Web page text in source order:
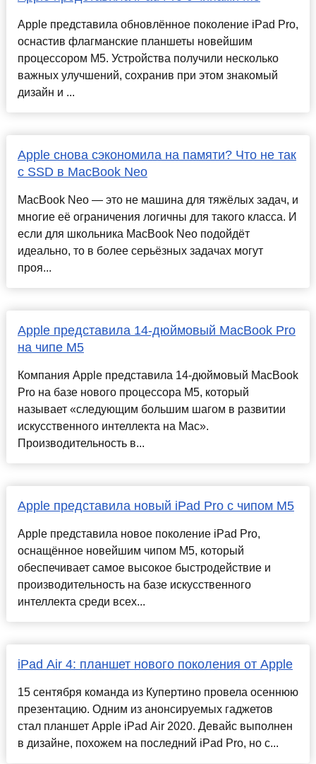
Apple представила обновлённое поколение iPad Pro,
оснастив флагманские планшеты новейшим
процессором M5. Устройства получили несколько
важных улучшений, сохранив при этом знакомый
дизайн и ...
Apple снова сэкономила на памяти? Что не так
с SSD в MacBook Neo
MacBook Neo — это не машина для тяжёлых задач, и
многие её ограничения логичны для такого класса. И
если для школьника MacBook Neo подойдёт
идеально, то в более серьёзных задачах могут
проя...
Apple представила 14-дюймовый MacBook Pro
на чипе M5
Компания Apple представила 14-дюймовый MacBook
Pro на базе нового процессора M5, который
называет «следующим большим шагом в развитии
искусственного интеллекта на Mac».
Производительность в...
Apple представила новый iPad Pro с чипом M5
Apple представила новое поколение iPad Pro,
оснащённое новейшим чипом M5, который
обеспечивает самое высокое быстродействие и
производительность на базе искусственного
интеллекта среди всех...
iPad Air 4: планшет нового поколения от Apple
15 сентября команда из Купертино провела осеннюю
презентацию. Одним из анонсируемых гаджетов
стал планшет Apple iPad Air 2020. Девайс выполнен
в дизайне, похожем на последний iPad Pro, но с...